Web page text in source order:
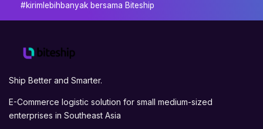
#kirimlebihbanyak bersama Biteship
Ship Better and Smarter.
E-Commerce logistic solution for small medium-sized
enterprises in Southeast Asia